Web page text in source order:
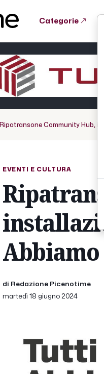
Categorie
Ripatransone Community Hub,
EVENTI E CULTURA
di Redazione Picenotime
martedì 18 giugno 2024